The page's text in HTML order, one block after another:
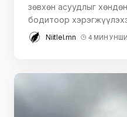
зөвхөн асуудлыг
бодитоор
Niitlel.mn 4 МИН